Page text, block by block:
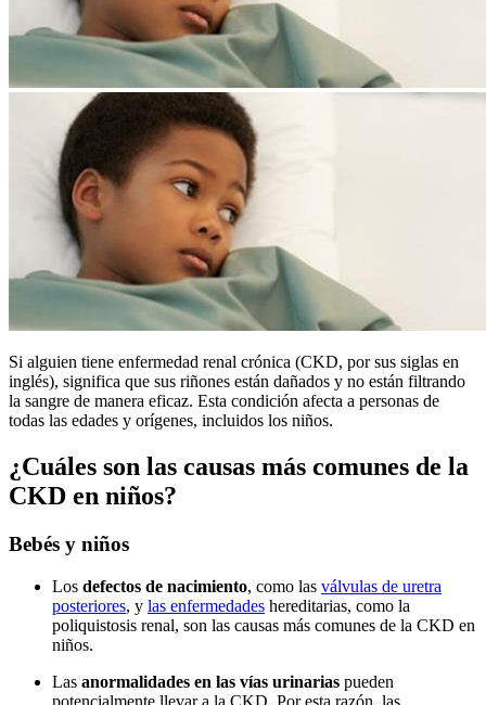
Si alguien tiene enfermedad renal crónica (CKD, por sus siglas en
inglés), significa que sus riñones están dañados y no están filtrando
la sangre de manera eficaz. Esta condición afecta a personas de
todas las edades y orígenes, incluidos los niños.
¿Cuáles son las causas más comunes de la
CKD en niños?
Bebés y niños
Los defectos de nacimiento, como las válvulas de uretra
posteriores, y las enfermedades hereditarias, como la
poliquistosis renal, son las causas más comunes de la CKD en
niños.
Las anormalidades en las vías urinarias pueden
potencialmente llevar a la CKD. Por esta razón, las